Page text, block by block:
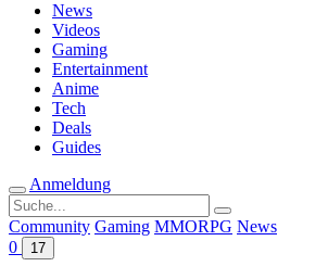
News
Videos
Gaming
Entertainment
Anime
Tech
Deals
Guides
Anmeldung
Suche
nach:
Community Gaming MMORPG News
0
17